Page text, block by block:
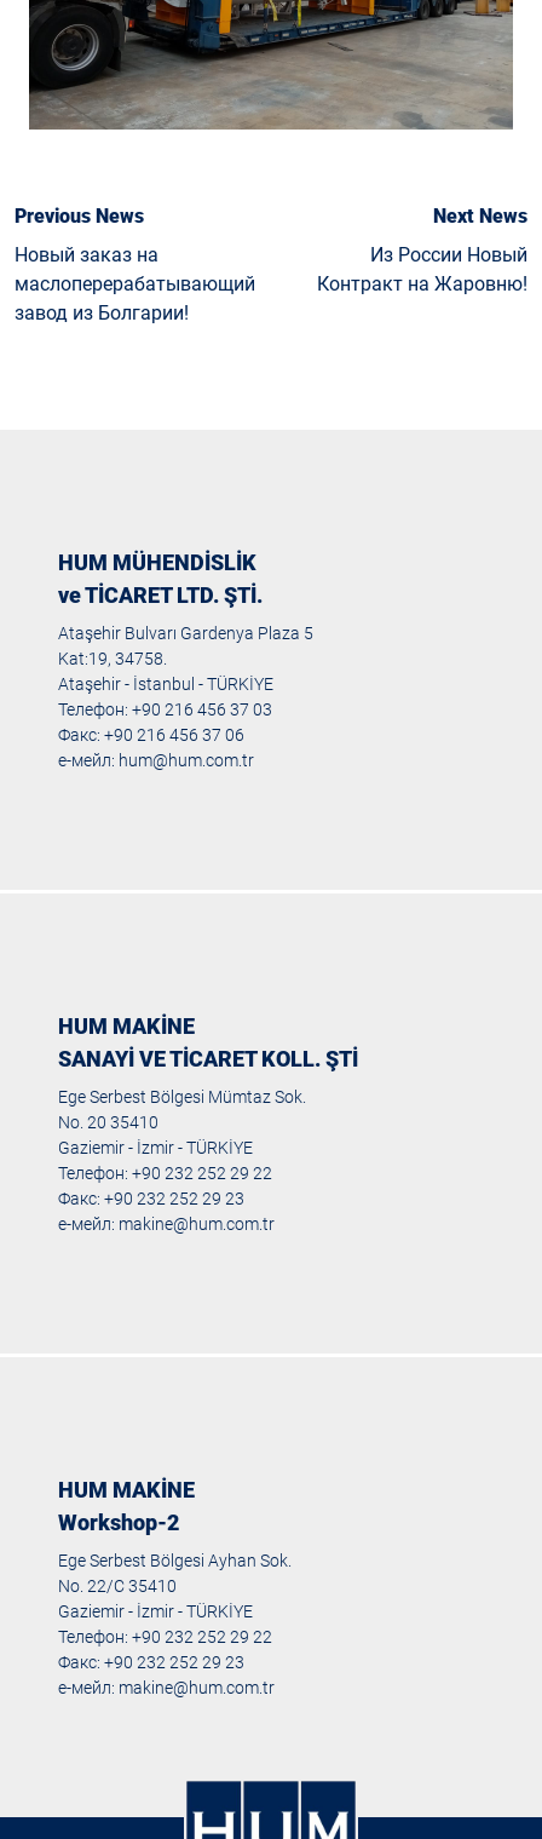
Previous News
Новый заказ на
маслоперерабатывающий
завод из Болгарии!
Next News
Из России Новый
Контракт на Жаровню!
HUM MÜHENDİSLİK
ve TİCARET LTD. ŞTİ.
Ataşehir Bulvarı Gardenya Plaza 5
Kat:19, 34758.
Ataşehir - İstanbul - TÜRKİYE
Телефон: +90 216 456 37 03
Факс: +90 216 456 37 06
е-мейл: hum@hum.com.tr
HUM MAKİNE
SANAYİ VE TİCARET KOLL. ŞTİ
Ege Serbest Bölgesi Mümtaz Sok.
No. 20 35410
Gaziemir - İzmir - TÜRKİYE
Телефон: +90 232 252 29 22
Факс: +90 232 252 29 23
е-мейл: makine@hum.com.tr
HUM MAKİNE
Workshop-2
Ege Serbest Bölgesi Ayhan Sok.
No. 22/C 35410
Gaziemir - İzmir - TÜRKİYE
Телефон: +90 232 252 29 22
Факс: +90 232 252 29 23
е-мейл: makine@hum.com.tr